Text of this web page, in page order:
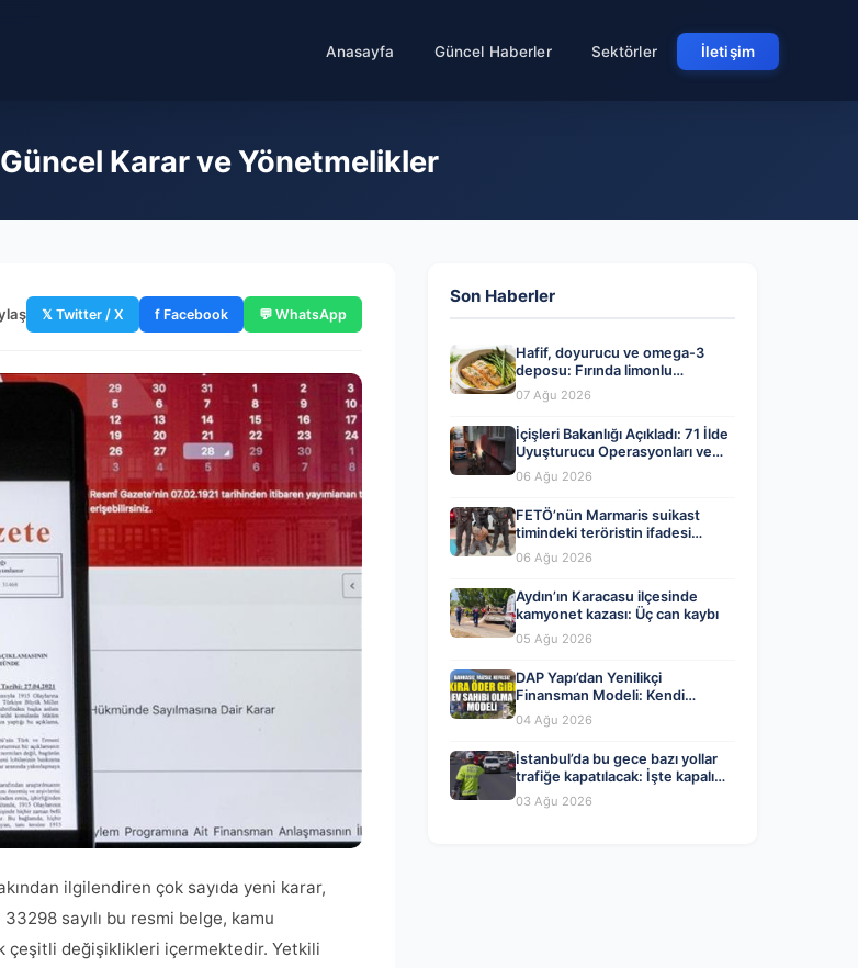
Anasayfa Güncel Haberler Sektörler İletişim
Karar ve Yönetmelikler
𝕏 Twitter / X f Facebook 💬 WhatsApp
ilgilendiren çok sayıda yeni karar,
sayılı bu resmi belge, kamu
çeşitli değişiklikleri içermektedir. Yetkili
Son Haberler
Hafif, doyurucu ve omega-3
deposu: Fırında limonlu
kuşkonmazlı somon tarifi…
07 Ağu 2026
İçişleri Bakanlığı Açıkladı: 71 İlde
Uyuşturucu Operasyonları ve
Tutuklamalar
06 Ağu 2026
FETÖ’nün Marmaris suikast
timindeki teröristin ifadesi
ortaya çıktı. Gizli toplantıyı
anlattı
06 Ağu 2026
Aydın’ın Karacasu ilçesinde
kamyonet kazası: Üç can kaybı
05 Ağu 2026
DAP Yapı’dan Yenilikçi
Finansman Modeli: Kendi
Kendini Ödeyen Evler Ataşehir
173’te Başladı
04 Ağu 2026
İstanbul’da bu gece bazı yollar
trafiğe kapatılacak: İşte kapalı
yollar ve alternatif güzergahlar
03 Ağu 2026